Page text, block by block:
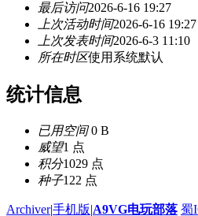
最后访问2026-6-16 19:27
上次活动时间2026-6-16 19:27
上次发表时间2026-6-3 11:10
所在时区使用系统默认
统计信息
已用空间0 B
威望1 点
积分1029 点
种子122 点
Archiver|手机版|A9VG电玩部落 蜀